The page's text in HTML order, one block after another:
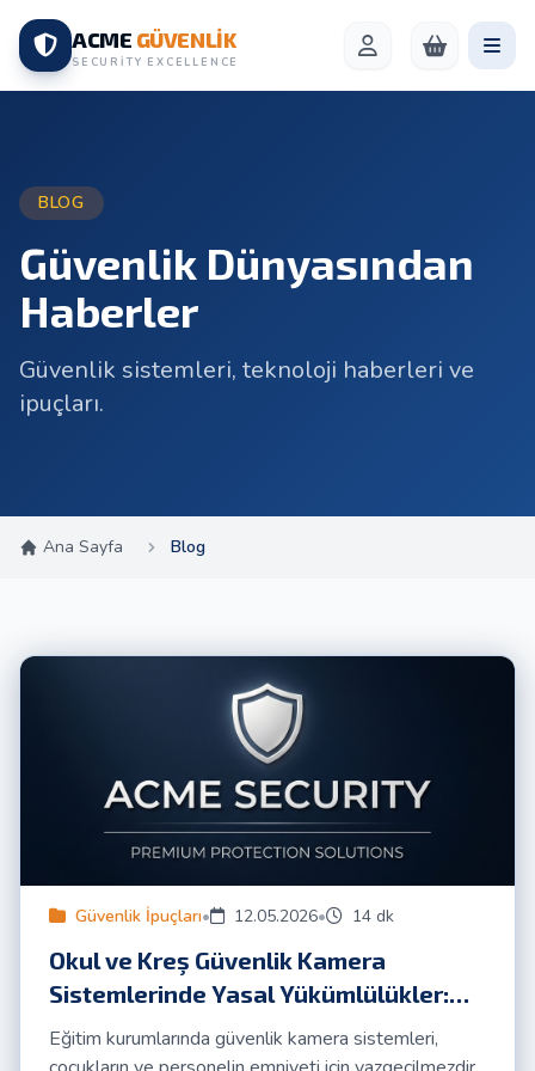
ACME GÜVENLİK
SECURITY EXCELLENCE
BLOG
Güvenlik Dünyasından
Haberler
Güvenlik sistemleri, teknoloji haberleri ve
ipuçları.
Ana Sayfa Blog
Güvenlik İpuçları• 12.05.2026• 14 dk
Okul ve Kreş Güvenlik Kamera
Sistemlerinde Yasal Yükümlülükler:
KVKK ve Ötesi
Eğitim kurumlarında güvenlik kamera sistemleri,